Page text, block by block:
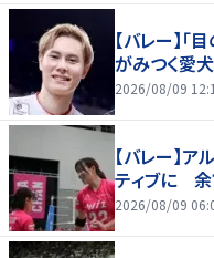
【バレー】「
がみつく愛
2026/08/09
【バレー】
ティブに 余
2026/08/09